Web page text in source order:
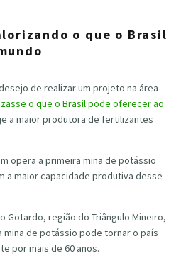
o que o Brasil
de realizar um projeto na área
o que o Brasil pode oferecer ao
a maior produtora de fertilizantes
opera a primeira mina de potássio
a maior capacidade produtiva desse
Gotardo, região do Triângulo Mineiro,
de potássio pode tornar o país
por mais de 60 anos.